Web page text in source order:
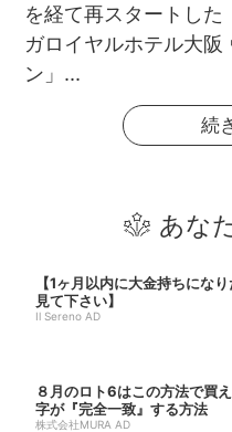
を経て再スタートした
ガロイヤルホテル大阪
ン」...
続
あな
【1ヶ月以内に大金持ちにな
見て下さい】
Il Sereno AD
８月のロト6はこの方法で買
字が『完全一致』する方法
株式会社MURA AD